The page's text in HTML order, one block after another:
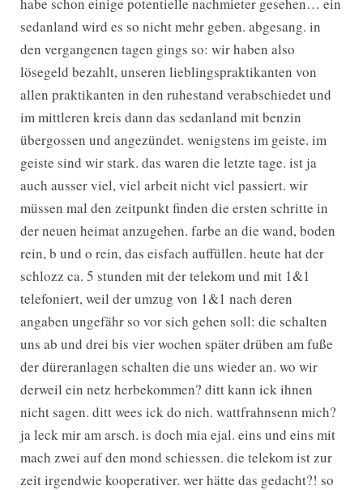
sedanland wird es so nicht mehr geben. abgesang. in
den vergangenen tagen gings so: wir haben also
lösegeld bezahlt, unseren lieblingspraktikanten von
allen praktikanten in den ruhestand verabschiedet und
im mittleren kreis dann das sedanland mit benzin
übergossen und angezündet. wenigstens im geiste. im
geiste sind wir stark. das waren die letzte tage. ist ja
auch ausser viel, viel arbeit nicht viel passiert. wir
müssen mal den zeitpunkt finden die ersten schritte in
der neuen heimat anzugehen. farbe an die wand, boden
rein, b und o rein, das eisfach auffüllen. heute hat der
schlozz ca. 5 stunden mit der telekom und mit 1&1
telefoniert, weil der umzug von 1&1 nach deren
angaben ungefähr so vor sich gehen soll: die schalten
uns ab und drei bis vier wochen später drüben am fuße
der düreranlagen schalten die uns wieder an. wo wir
derweil ein netz herbekommen? ditt kann ick ihnen
nicht sagen. ditt wees ick do nich. wattfrahnsenn mich?
ja leck mir am arsch. is doch mia ejal. eins und eins mit
mach zwei auf den mond schiessen. die telekom ist zur
zeit irgendwie kooperativer. wer hätte das gedacht?! so